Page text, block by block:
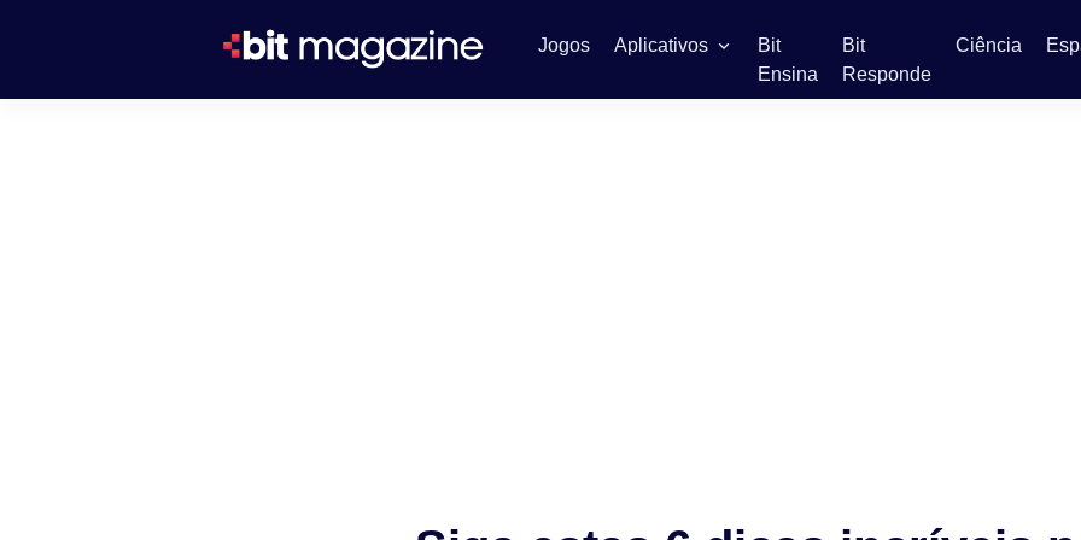
Jogos Aplicativos
Bit
Ensina
Bit
Responde
Ciência